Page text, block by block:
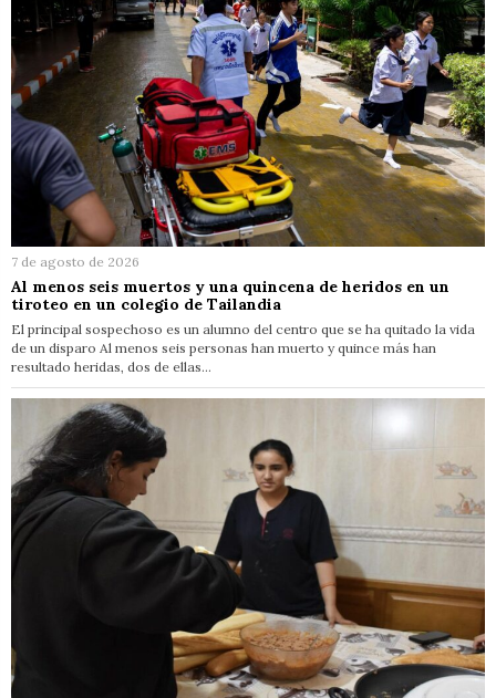
7 de agosto de 2026
Al menos seis muertos y una quincena de heridos en un
tiroteo en un colegio de Tailandia
El principal sospechoso es un alumno del centro que se ha quitado la vida
de un disparo Al menos seis personas han muerto y quince más han
resultado heridas, dos de ellas…